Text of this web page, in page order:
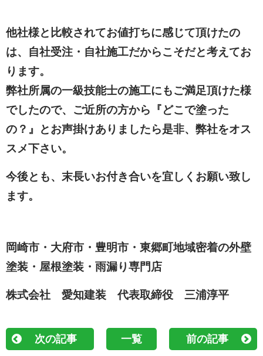
他社様と比較されてお値打ちに感じて頂けたの
は、自社受注・自社施工だからこそだと考えてお
ります。
弊社所属の一級技能士の施工にもご満足頂けた様
でしたので、ご近所の方から『どこで塗った
の？』とお声掛けありましたら是非、弊社をオス
スメ下さい。
今後とも、末長いお付き合いを宜しくお願い致し
ます。
岡崎市・大府市・豊明市・東郷町地域密着の外壁
塗装・屋根塗装・雨漏り専門店
株式会社 愛知建装 代表取締役 三浦淳平
次の記事 一覧 前の記事